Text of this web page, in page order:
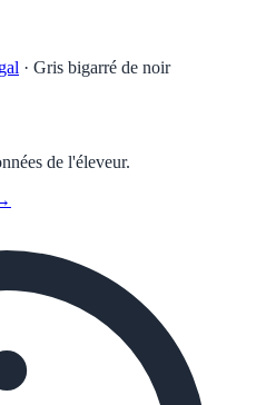
· Gris bigarré de noir
de l'éleveur.